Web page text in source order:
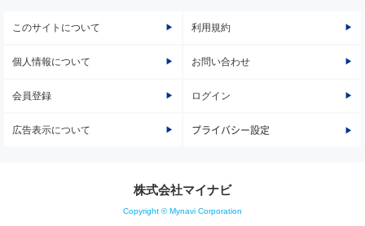
このサイトについて 利用規約
個人情報について お問い合わせ
会員登録 ログイン
広告表示について プライバシー設定
株式会社マイナビ
Copyright © Mynavi Corporation